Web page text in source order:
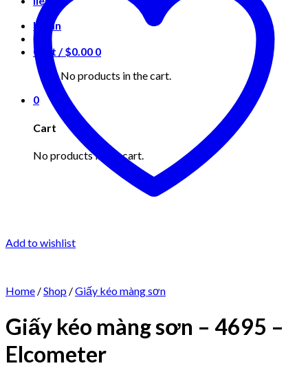
Login
Cart /$0.00 0
No products in the cart.
0
Cart
No products in the cart.
Add to wishlist
Home /Shop /Giấy kéo màng sơn
Giấy kéo màng sơn – 4695 –
Elcometer